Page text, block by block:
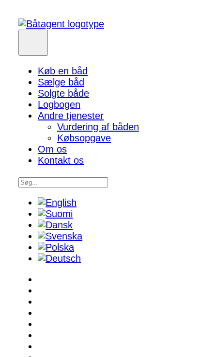
Køb en båd
Sælge båd
Solgte både
Logbogen
Andre tjenester
Vurdering af båden
Købsopgave
Om os
Kontakt os